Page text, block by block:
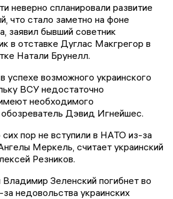
неверно спланировали развитие
что стало заметно на фоне
заявил бывший советник
в отставке Дуглас Макгрегор в
Натали Брунелл.
возможного украинского
ВСУ недостаточно
необходимого
обозреватель Дэвид Игнейшес.
сих пор не вступили в НАТО из-за
Меркель, считает украинский
Резников.
Зеленский погибнет во
недовольства украинских